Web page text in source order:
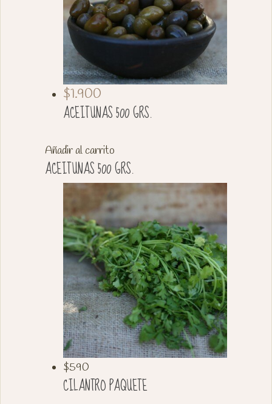
$1.900
ACEITUNAS 500 GRS.
Añadir al carrito
ACEITUNAS 500 GRS.
$590
CILANTRO PAQUETE